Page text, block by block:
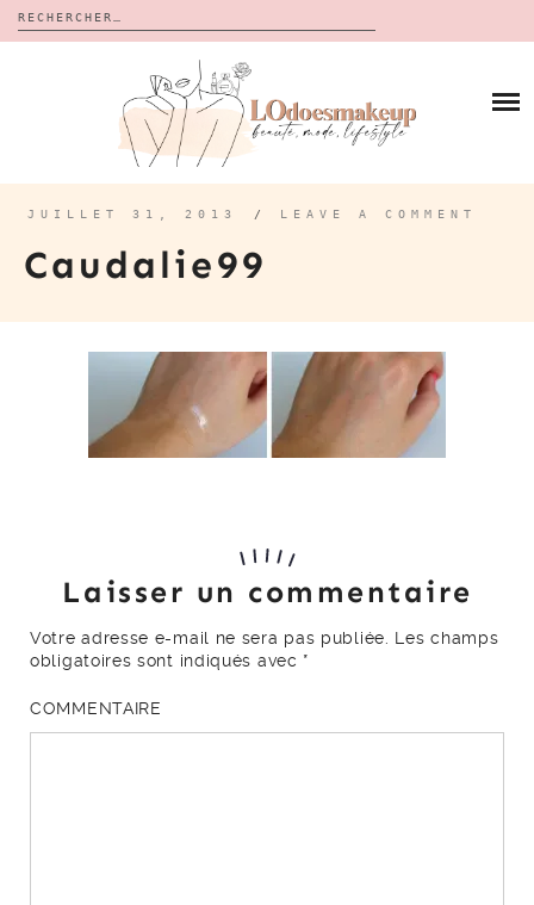
Rechercher :
CALENDRIERS DE L’AVENT
BON PLAN
À PROPOS
CONTACT
JUILLET 31, 2013 / LEAVE A COMMENT
Caudalie99
Laisser un commentaire
Votre adresse e-mail ne sera pas publiée.
Les champs
obligatoires sont indiqués avec *
COMMENTAIRE